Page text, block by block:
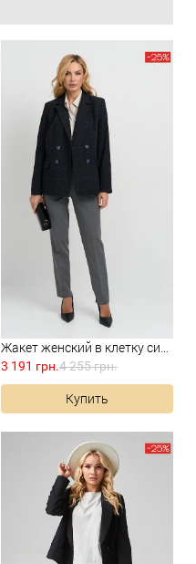
Жакет женский в клетку сине-...
3 191 грн.4 255 грн.
Купить